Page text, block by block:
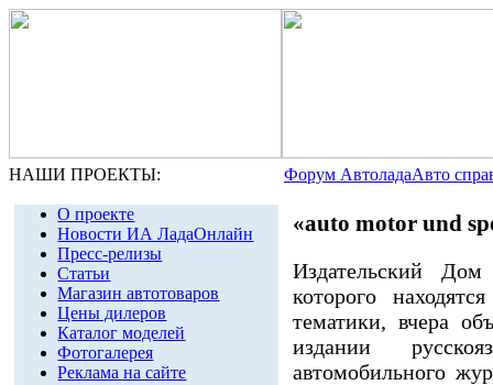
НАШИ ПРОЕКТЫ: Форум АвтоладаАвто
О проекте
Новости ИА ЛадаОнлайн
Пресс-релизы
Статьи
Магазин автотоваров
Цены дилеров
Каталог моделей
Фотогалерея
Реклама на сайте
«auto motor und
Издательский
которого
тематики, вчера
издании
автомобильного